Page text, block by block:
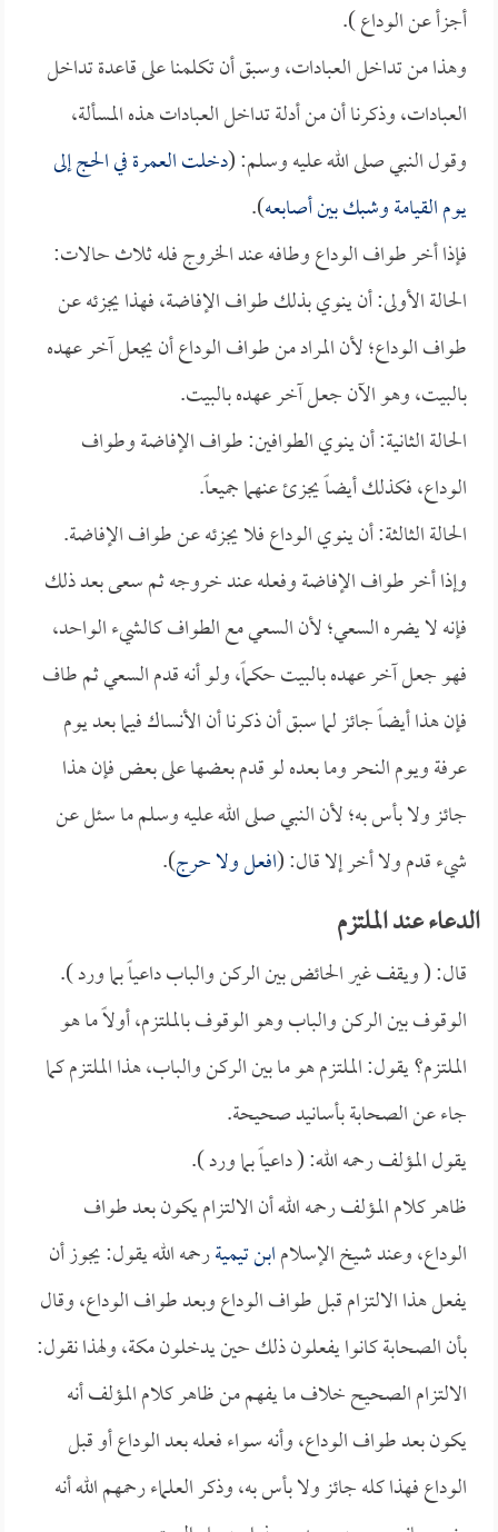
أجزأ عن الوداع ).
وهذا من تداخل العبادات، وسبق أن تكلمنا على قاعدة تداخل
العبادات، وذكرنا أن من أدلة تداخل العبادات هذه المسألة،
وقول النبي صلى الله عليه وسلم: (دخلت العمرة في الحج إلى
يوم القيامة وشبك بين أصابعه).
فإذا أخر طواف الوداع وطافه عند الخروج فله ثلاث حالات:
الحالة الأولى: أن ينوي بذلك طواف الإفاضة، فهذا يجزئه عن
طواف الوداع؛ لأن المراد من طواف الوداع أن يجعل آخر عهده
بالبيت، وهو الآن جعل آخر عهده بالبيت.
الحالة الثانية: أن ينوي الطوافين: طواف الإفاضة وطواف
الوداع، فكذلك أيضاً يجزئ عنهما جميعاً.
الحالة الثالثة: أن ينوي الوداع فلا يجزئه عن طواف الإفاضة.
وإذا أخر طواف الإفاضة وفعله عند خروجه ثم سعى بعد ذلك
فإنه لا يضره السعي؛ لأن السعي مع الطواف كالشيء الواحد،
فهو جعل آخر عهده بالبيت حكماً، ولو أنه قدم السعي ثم طاف
فإن هذا أيضاً جائز لما سبق أن ذكرنا أن الأنساك فيما بعد يوم
عرفة ويوم النحر وما بعده لو قدم بعضها على بعض فإن هذا
جائز ولا بأس به؛ لأن النبي صلى الله عليه وسلم ما سئل عن
شيء قدم ولا أخر إلا قال: (افعل ولا حرج).
الدعاء عند الملتزم
قال: ( ويقف غير الحائض بين الركن والباب داعياً بما ورد ).
الوقوف بين الركن والباب وهو الوقوف بالملتزم، أولاً ما هو
الملتزم؟ يقول: الملتزم هو ما بين الركن والباب، هذا الملتزم كما
جاء عن الصحابة بأسانيد صحيحة.
يقول المؤلف رحمه الله: ( داعياً بما ورد ).
ظاهر كلام المؤلف رحمه الله أن الالتزام يكون بعد طواف
الوداع، وعند شيخ الإسلامابن تيميةرحمه الله يقول: يجوز أن
يفعل هذا الالتزام قبل طواف الوداع وبعد طواف الوداع، وقال
بأن الصحابة كانوا يفعلون ذلك حين يدخلون مكة، ولهذا نقول:
الالتزام الصحيح خلاف ما يفهم من ظاهر كلام المؤلف أنه
يكون بعد طواف الوداع، وأنه سواء فعله بعد الوداع أو قبل
الوداع فهذا كله جائز ولا بأس به، وذكر العلماء رحمهم الله أنه